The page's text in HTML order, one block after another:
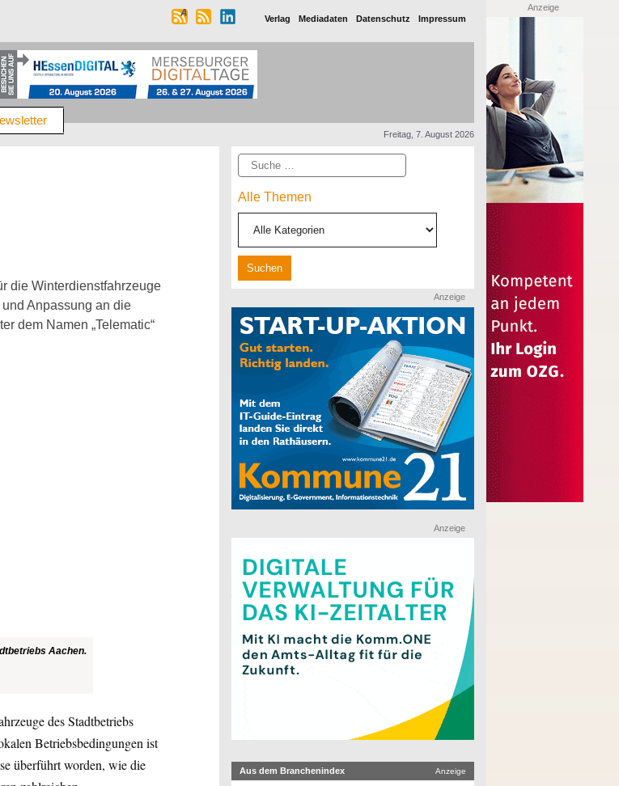
Verlag Mediadaten Datenschutz Impressum
Freitag, 7. August 2026
die Winterdienstfahrzeuge
Anpassung an die
dem Namen „Telematic“
Aachen.
des Stadtbetriebs
Betriebsbedingungen ist
überführt worden, wie die
Suche
Alle Themen
Anzeige
Anzeige
Aus dem Branchenindex Anzeige
Anzeige